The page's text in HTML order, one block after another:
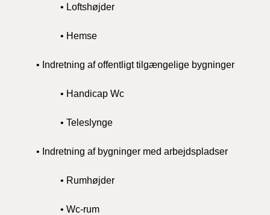
• Loftshøjder
• Hemse
• Indretning af offentligt tilgængelige bygninger
• Handicap Wc
• Teleslynge
• Indretning af bygninger med arbejdspladser
• Rumhøjder
• Wc-rum